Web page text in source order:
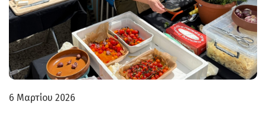
6 Μαρτίου 2026